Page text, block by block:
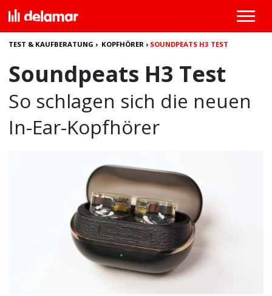
TEST & KAUFBERATUNG › KOPFHÖRER › SOUNDPEATS H3 TEST
Soundpeats H3 Test
So schlagen sich die neuen
In-Ear-Kopfhörer